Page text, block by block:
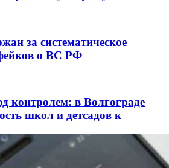
за систематическое
о ВС РФ
контролем: в Волгограде
школ и детсадов к